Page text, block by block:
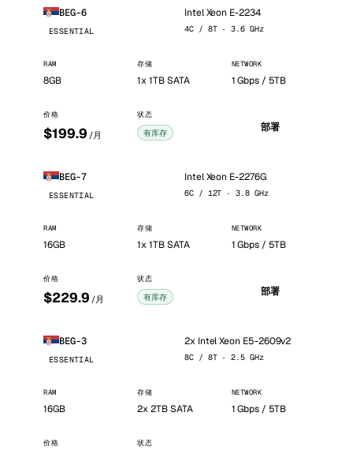
BEG-6
ESSENTIAL
Intel Xeon E-2234
4C / 8T · 3.6 GHz
RAM
8GB
存储
1x 1TB SATA
NETWORK
1 Gbps / 5TB
价格
$199.9 /月
状态
有库存 部署
BEG-7
ESSENTIAL
Intel Xeon E-2276G
6C / 12T · 3.8 GHz
RAM
16GB
存储
1x 1TB SATA
NETWORK
1 Gbps / 5TB
价格
$229.9 /月
状态
有库存 部署
BEG-3
ESSENTIAL
2x Intel Xeon E5-2609v2
8C / 8T · 2.5 GHz
RAM
16GB
存储
2x 2TB SATA
NETWORK
1 Gbps / 5TB
价格 状态